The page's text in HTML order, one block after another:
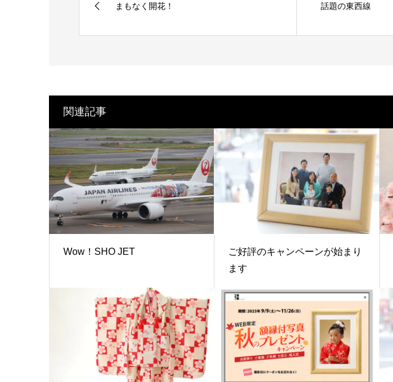
まもなく開花！ 話題の東西線
関連記事
Wow！SHO JET
ご好評のキャンペーンが始まり
ます